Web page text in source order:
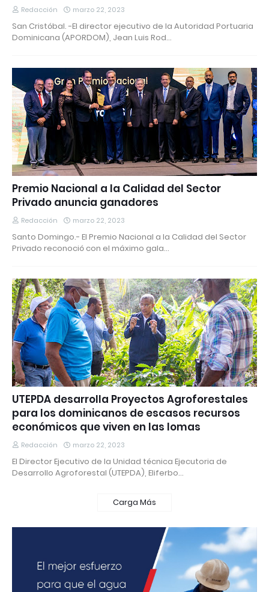
Redacción marzo 22, 2023
San Cristóbal. -El director ejecutivo de la Autoridad Portuaria
Dominicana (APORDOM), Jean Luis Rod…
Premio Nacional a la Calidad del Sector
Privado anuncia ganadores
Redacción marzo 22, 2023
Santo Domingo.- El Premio Nacional a la Calidad del Sector
Privado reconoció con el máximo gala…
UTEPDA desarrolla Proyectos Agroforestales
para los dominicanos de escasos recursos
económicos que viven en las lomas
Redacción marzo 22, 2023
El Director Ejecutivo de la Unidad técnica Ejecutoria de
Desarrollo Agroforestal (UTEPDA), Eliferbo…
Carga Más